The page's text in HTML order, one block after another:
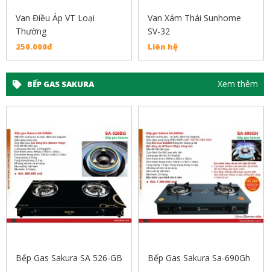
Van Điều Áp VT Loại
Thường
250.000đ
Van Xám Thái Sunhome
SV-32
Liên hệ
BẾP GAS SAKURA Xem thêm
Bếp Gas Sakura SA 526-GB Bếp Gas Sakura Sa-690Gh